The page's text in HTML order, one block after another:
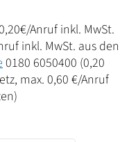
Anruf inkl. MwSt.
inkl. MwSt. aus den
0180 6050400 (0,20
max. 0,60 €/Anruf